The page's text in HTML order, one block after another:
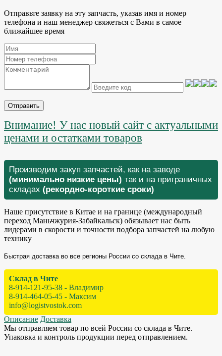
Отправьте заявку на эту запчасть, указав имя и номер
телефона и наш менеджер свяжеться с Вами в самое
ближайшее время
Отправить
Внимание! У нас новый сайт с актуальными
ценами и остатками товаров
Производим закуп запчастей, как на заводе
(минимально низкие цены) так и на приграничных
складах (рекордно-короткие сроки)
Наше присутствие в Китае и на границе (международный
переход Маньчжурия-Забайкальск) обязывает нас быть
лидерами в скорости и точности подбора запчастей на любую
технику
Быстрая доставка во все регионы России со склада в Чите.
Склад в Чите
8-914-121-95-38 - Владимир
8-914-464-05-45 - Максим
info@logistvostok.com
Описание Доставка
Мы отправляем товар по всей России со склада в Чите.
Упаковка и контроль продукции перед отправлением.